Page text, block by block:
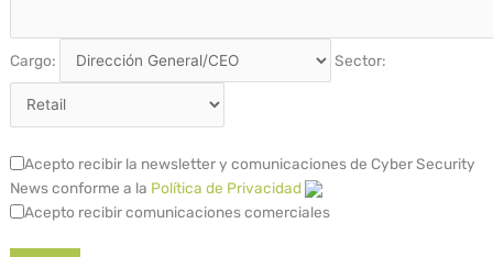
Cargo: Sector:
Acepto recibir la newsletter y comunicaciones de Cyber Security
News conforme a la Política de Privacidad
Acepto recibir comunicaciones comerciales